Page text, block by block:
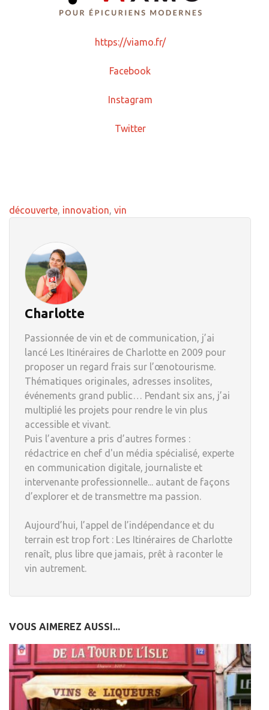
https://viamo.fr/
Facebook
Instagram
Twitter
découverte innovation vin
Charlotte
Passionnée de vin et de communication, j’ai
lancé Les Itinéraires de Charlotte en 2009 pour
proposer un regard frais sur l’œnotourisme.
Thématiques originales, adresses insolites,
événements grand public… Pendant six ans, j’ai
multiplié les projets pour rendre le vin plus
accessible et vivant.
Puis l’aventure a pris d’autres formes :
rédactrice en chef d'un média spécialisé, experte
en communication digitale, journaliste et
intervenante professionnelle... autant de façons
d’explorer et de transmettre ma passion.
Aujourd’hui, l’appel de l’indépendance et du
terrain est trop fort : Les Itinéraires de Charlotte
renaît, plus libre que jamais, prêt à raconter le
vin autrement.
VOUS AIMEREZ AUSSI...